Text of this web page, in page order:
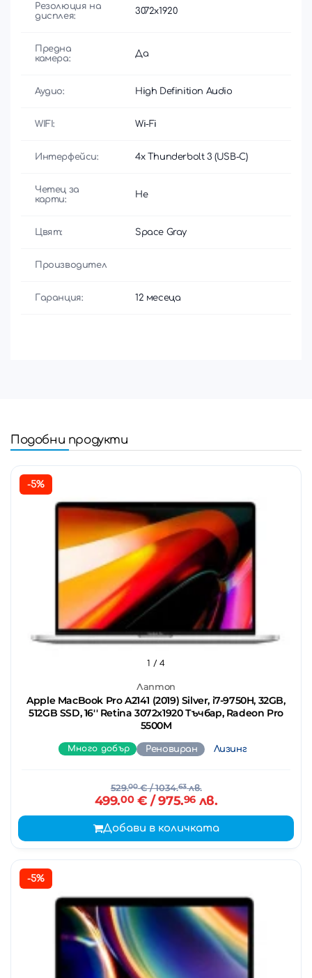
Резолюция на
дисплея:
3072x1920
Предна
камера:
Да
Аудио: High Definition Audio
WIFI: Wi-Fi
Интерфейси: 4x Thunderbolt 3 (USB-C)
Четец за
карти:
Не
Цвят: Space Gray
Производител
Гаранция: 12 месеца
Подобни продукти
-5%
Лаптоп
Apple MacBook Pro A2141 (2019) Silver, i7-9750H, 32GB,
512GB SSD, 16'' Retina 3072x1920 Тъчбар, Radeon Pro
5500M
1 / 4
Много добър Реновиран Лизинг
529.00€/ 1034.63лв.
499.00€ / 975.96лв.
Добави в количката
-5%